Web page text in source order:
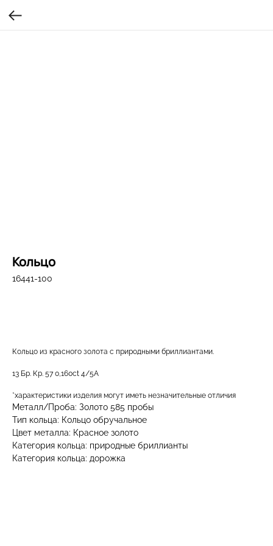
Кольцо
16441-100
Кольцо из красного золота с природными бриллиантами.
13 Бр. Кр. 57 0,160ct 4/5А
*характеристики изделия могут иметь незначительные отличия
Металл/Проба: Золото 585 пробы
Тип кольца: Кольцо обручальное
Цвет металла: Красное золото
Категория кольца: природные бриллианты
Категория кольца: дорожка